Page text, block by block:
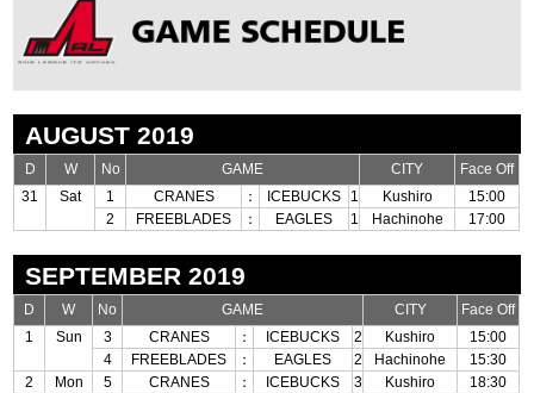
AUGUST 2019
D W No GAME CITY
Face Off
31
Sat 1 CRANES ： ICEBUCKS 1 Kushiro
15:00
2
FREEBLADES ： EAGLES 1 Hachinohe 17:00
SEPTEMBER 2019
D W No GAME CITY
Face Off
1
Sun 3 CRANES ： ICEBUCKS 2 Kushiro
15:00
4
FREEBLADES ： EAGLES 2 Hachinohe
15:30
2
Mon 5 CRANES ： ICEBUCKS 3 Kushiro
18:30